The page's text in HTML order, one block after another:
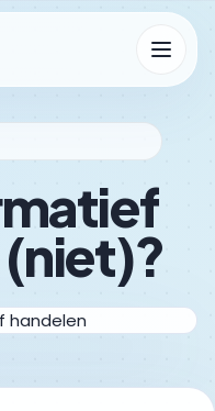
Menu
openen